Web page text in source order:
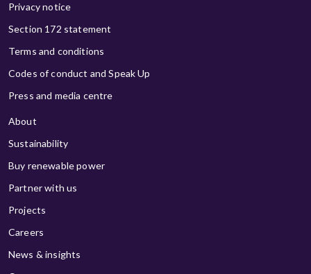
Privacy notice
Section 172 statement
Terms and conditions
Codes of conduct and Speak Up
Press and media centre
About
Sustainability
Buy renewable power
Partner with us
Projects
Careers
News & insights